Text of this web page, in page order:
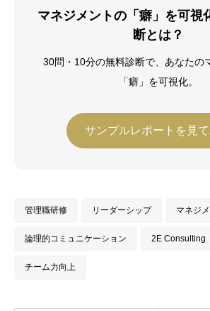
える。Harvard
Program for
修了（2019年）。そ
企業診断士として数多
マネジメントの「癖」を可視
断とは？
30問・10分の無料診断で、あなたの
「癖」を可視化。
サンプルレポートを見
管理職研修 リーダーシップ マネジ
論理的コミュニケーション 2E Consulting
チーム力向上